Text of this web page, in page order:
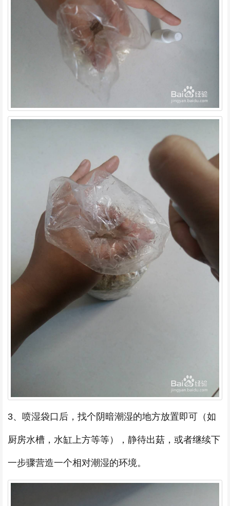
3、喷湿袋口后，找个阴暗潮湿的地方放置即可（如
厨房水槽，水缸上方等等），静待出菇，或者继续下
一步骤营造一个相对潮湿的环境。